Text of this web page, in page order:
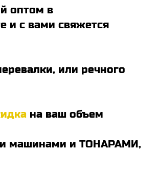
оптом в
и с вами свяжется
или речного
на ваш объем
машинами и ТОНАРАМИ,